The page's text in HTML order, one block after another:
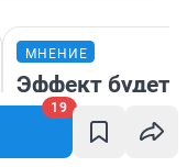
19
МНЕНИЕ
Эффект будет
не сразу: как
топливный